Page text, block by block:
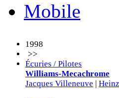
Mobile
1998
>>
Écuries / Pilotes
Williams-Mecachrome
Jacques Villeneuve |